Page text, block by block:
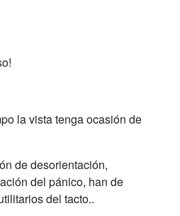
la vista tenga ocasión de
de desorientación,
del pánico, han de
del tacto..